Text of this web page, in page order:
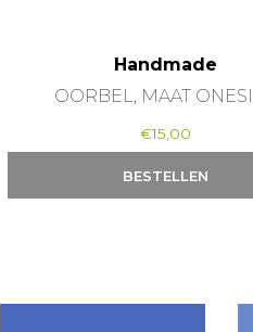
Handmade
OORBEL, MAAT
€15,00
BESTELLEN